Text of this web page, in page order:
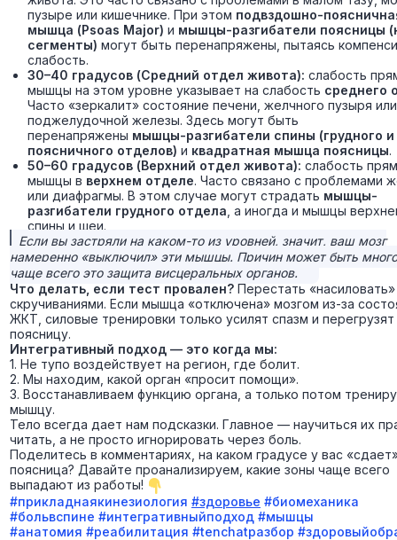
пузыре или кишечнике. При этом подвздошно-
мышца (Psoas Major) и мышцы-разгибатели поясницы
сегменты) могут быть перенапряжены, пытаясь
слабость.
30–40 градусов (Средний отдел живота): слабость
мышцы на этом уровне указывает на слабость среднего
Часто «зеркалит» состояние печени, желчного пузыря или
поджелудочной железы. Здесь могут быть
перенапряжены мышцы-разгибатели спины (грудного и
поясничного отделов) и квадратная мышца поясницы.
50–60 градусов (Верхний отдел живота): слабость
мышцы в верхнем отделе. Часто связано с проблемами
или диафрагмы. В этом случае могут страдать мышцы-
разгибатели грудного отдела , а иногда и мышцы
спины и шеи.
Если вы застряли на каком-то из уровней, значит, ваш мозг
намеренно «выключил» эти мышцы. Причин может быть
чаще всего это защита висцеральных органов.
Что делать, если тест провален? Перестать
скручиваниями. Если мышца «отключена» мозгом из-за
ЖКТ, силовые тренировки только усилят спазм и перегрузят
поясницу.
Интегративный подход — это когда мы:
1. Не тупо воздействует на регион, где болит.
2. Мы находим, какой орган «просит помощи».
3. Восстанавливаем функцию органа, а только потом
мышцу.
Тело всегда дает нам подсказки. Главное — научиться их
читать, а не просто игнорировать через боль.
Поделитесь в комментариях, на каком градусе у вас
поясница? Давайте проанализируем, какие зоны чаще всего
выпадают из работы!
#прикладнаякинезиология #здоровье #биомеханика
#больвспине #интегративныйподход #мышцы
#анатомия #реабилитация #tenchatразбор